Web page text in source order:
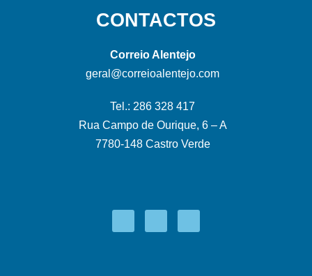
CONTACTOS
Correio Alentejo
geral@correioalentejo.com
Tel.: 286 328 417
Rua Campo de Ourique, 6 – A
7780-148 Castro Verde